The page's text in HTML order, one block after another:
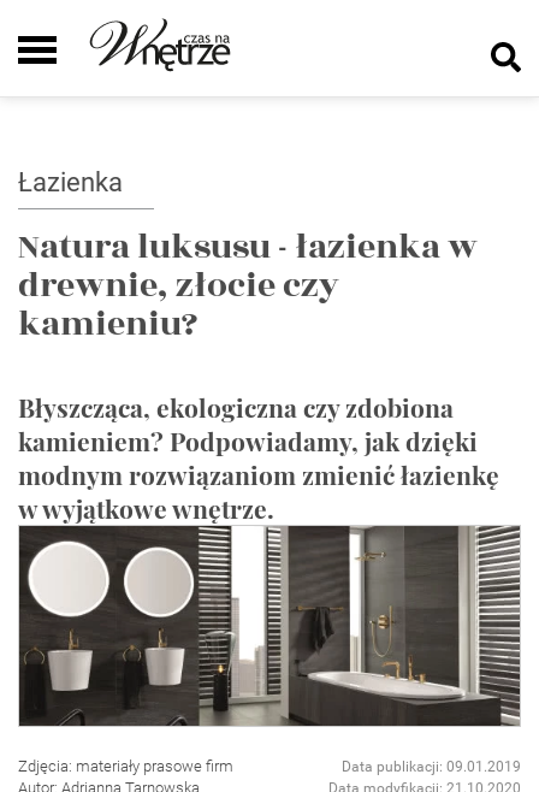
Łazienka
Natura luksusu - łazienka w
drewnie, złocie czy
kamieniu?
Błyszcząca, ekologiczna czy zdobiona
kamieniem? Podpowiadamy, jak dzięki
modnym rozwiązaniom zmienić łazienkę
w wyjątkowe wnętrze.
Zdjęcia: materiały prasowe firm
Autor: Adrianna Tarnowska
Data publikacji: 09.01.2019